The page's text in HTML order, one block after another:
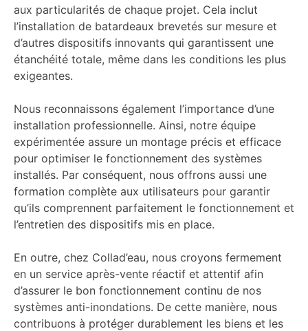
aux particularités de chaque projet. Cela inclut
l’installation de batardeaux brevetés sur mesure et
d’autres dispositifs innovants qui garantissent une
étanchéité totale, même dans les conditions les plus
exigeantes.
Nous reconnaissons également l’importance d’une
installation professionnelle. Ainsi, notre équipe
expérimentée assure un montage précis et efficace
pour optimiser le fonctionnement des systèmes
installés. Par conséquent, nous offrons aussi une
formation complète aux utilisateurs pour garantir
qu’ils comprennent parfaitement le fonctionnement et
l’entretien des dispositifs mis en place.
En outre, chez Collad’eau, nous croyons fermement
en un service après-vente réactif et attentif afin
d’assurer le bon fonctionnement continu de nos
systèmes anti-inondations. De cette manière, nous
contribuons à protéger durablement les biens et les